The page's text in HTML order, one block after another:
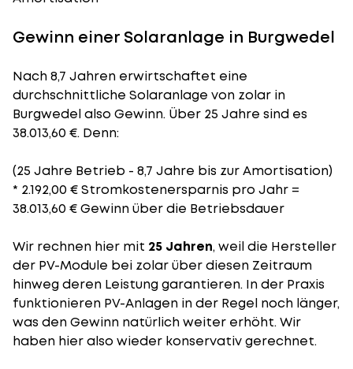
Gewinn einer Solaranlage in Burgwedel
Nach 8,7 Jahren erwirtschaftet eine
durchschnittliche Solaranlage von zolar in
Burgwedel also Gewinn. Über 25 Jahre sind es
38.013,60 €. Denn:
(25 Jahre Betrieb - 8,7 Jahre bis zur Amortisation)
* 2.192,00 € Stromkostenersparnis pro Jahr =
38.013,60 € Gewinn über die Betriebsdauer
Wir rechnen hier mit 25 Jahren, weil die Hersteller
der PV-Module bei zolar über diesen Zeitraum
hinweg deren Leistung garantieren. In der Praxis
funktionieren PV-Anlagen in der Regel noch länger,
was den Gewinn natürlich weiter erhöht. Wir
haben hier also wieder konservativ gerechnet.